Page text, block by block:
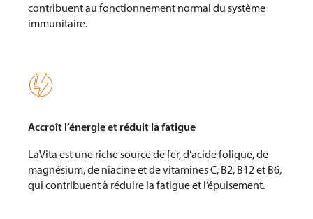
contribuent au fonctionnement normal du système
immunitaire.

Accroît l’énergie et réduit la fatigue
LaVita est une riche source de fer, d’acide folique, de
magnésium, de niacine et de vitamines C, B2, B12 et B6,
qui contribuent à réduire la fatigue et l’épuisement.